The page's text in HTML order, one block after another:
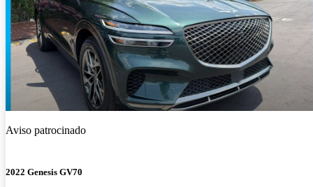
Aviso patrocinado
2022 Genesis GV70